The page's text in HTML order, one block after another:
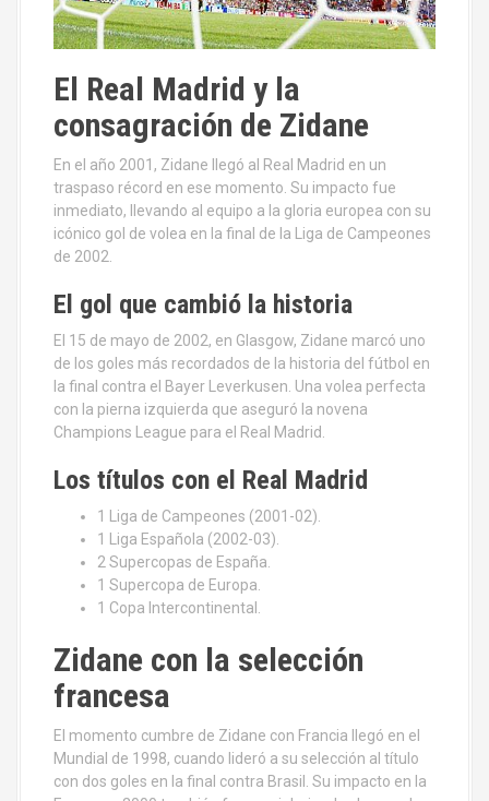
El Real Madrid y la
consagración de Zidane
En el año 2001, Zidane llegó al Real Madrid en un
traspaso récord en ese momento. Su impacto fue
inmediato, llevando al equipo a la gloria europea con su
icónico gol de volea en la final de la Liga de Campeones
de 2002.
El gol que cambió la historia
El 15 de mayo de 2002, en Glasgow, Zidane marcó uno
de los goles más recordados de la historia del fútbol en
la final contra el Bayer Leverkusen. Una volea perfecta
con la pierna izquierda que aseguró la novena
Champions League para el Real Madrid.
Los títulos con el Real Madrid
1 Liga de Campeones (2001-02).
1 Liga Española (2002-03).
2 Supercopas de España.
1 Supercopa de Europa.
1 Copa Intercontinental.
Zidane con la selección
francesa
El momento cumbre de Zidane con Francia llegó en el
Mundial de 1998, cuando lideró a su selección al título
con dos goles en la final contra Brasil. Su impacto en la